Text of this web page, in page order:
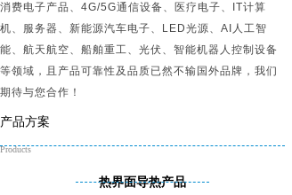
消费电子产品、4G/5G通信设备、医疗电子、IT计算
机、服务器、新能源汽车电子、LED光源、AI人工智
能、航天航空、船舶重工、光伏、智能机器人控制设备
等领域，且产品可靠性及品质已然不输国外品牌，我们
期待与您合作！
产品方案
Products
热界面导热产品